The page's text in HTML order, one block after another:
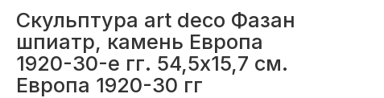
Скульптура art deco Фазан
шпиатр, камень Европа
1920-30-е гг. 54,5x15,7 см.
Европа 1920-30 гг